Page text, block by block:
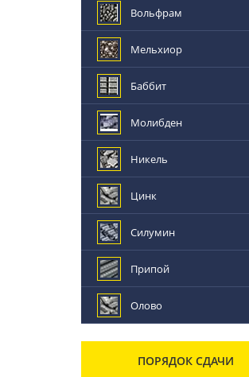
Вольфрам
Мельхиор
Баббит
Молибден
Никель
Цинк
Силумин
Припой
Олово
ПОРЯДОК СДАЧИ